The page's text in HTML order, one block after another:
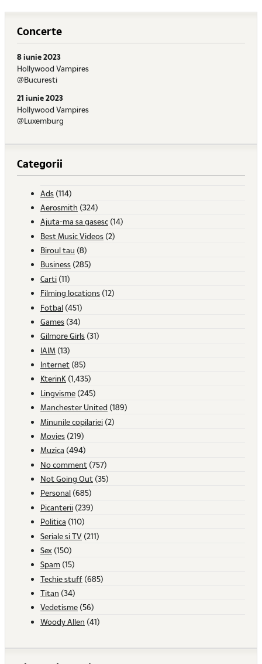
Concerte
8 iunie 2023
Hollywood Vampires
@Bucuresti
21 iunie 2023
Hollywood Vampires
@Luxemburg
Categorii
Ads (114)
Aerosmith (324)
Ajuta-ma sa gasesc (14)
Best Music Videos (2)
Biroul tau (8)
Business (285)
Carti (11)
Filming locations (12)
Fotbal (451)
Games (34)
Gilmore Girls (31)
IAIM (13)
Internet (85)
KterinK (1,435)
Lingvisme (245)
Manchester United (189)
Minunile copilariei (2)
Movies (219)
Muzica (494)
No comment (757)
Not Going Out (35)
Personal (685)
Picanterii (239)
Politica (110)
Seriale si TV (211)
Sex (150)
Spam (15)
Techie stuff (685)
Titan (34)
Vedetisme (56)
Woody Allen (41)